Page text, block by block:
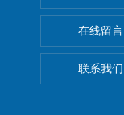
在线留言
联系我们